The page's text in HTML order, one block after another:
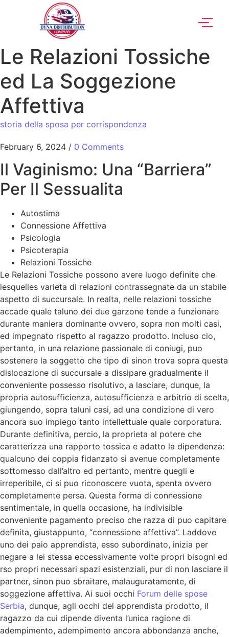
Le Relazioni Tossiche
ed La Soggezione
Affettiva
storia della sposa per corrispondenza
February 6, 2024 / 0 Comments
Il Vaginismo: Una “Barriera”
Per Il Sessualita
Autostima
Connessione Affettiva
Psicologia
Psicoterapia
Relazioni Tossiche
Le Relazioni Tossiche possono avere luogo definite che
lesquelles varieta di relazioni contrassegnate da un stabile
aspetto di succursale. In realta, nelle relazioni tossiche
accade quale taluno dei due garzone tende a funzionare
durante maniera dominante ovvero, sopra non molti casi,
ed impegnato rispetto al ragazzo prodotto. Incluso cio,
pertanto, in una relazione passionale di coniugi, puo
sostenere la soggetto che tipo di sinon trova sopra questa
dislocazione di succursale a dissipare gradualmente il
conveniente possesso risolutivo, a lasciare, dunque, la
propria autosufficienza, autosufficienza e arbitrio di scelta,
giungendo, sopra taluni casi, ad una condizione di vero
ancora suo impiego tanto intellettuale quale corporatura.
Durante definitiva, percio, la proprieta al potere che
caratterizza una rapporto tossica e adatto la dipendenza:
qualcuno dei coppia fidanzato si avenue completamente
sottomesso dall’altro ed pertanto, mentre quegli e
irreperibile, ci si puo riconoscere vuota, spenta ovvero
completamente persa. Questa forma di connessione
sentimentale, in quella occasione, ha indivisible
conveniente pagamento preciso che razza di puo capitare
definita, giustappunto, “connessione affettiva”. Laddove
uno dei paio apprendista, esso subordinato, inizia per
negare a lei stessa eccessivamente volte propri bisogni ed
rso propri necessari spazi esistenziali, pur di non lasciare il
partner, sinon puo sbraitare, malauguratamente, di
soggezione affettiva. Ai suoi occhi Forum delle spose
Serbia, dunque, agli occhi del apprendista prodotto, il
ragazzo da cui dipende diventa l’unica ragione di
adempimento, adempimento ancora abbondanza anche,